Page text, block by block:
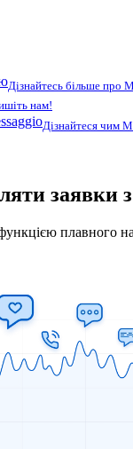
Дізнайтесь більше про
нам!
Дізнайтеся чим
заявки
плавного